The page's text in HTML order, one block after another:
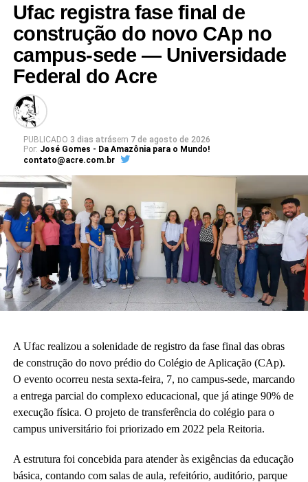
Leia Mais: UFAC
Ufac registra fase final de
construção do novo CAp no
campus-sede — Universidade
Federal do Acre
PUBLICADO 3 dias atrásem 7 de agosto de 2026
Por: José Gomes - Da Amazônia para o Mundo!
contato@acre.com.br
A Ufac realizou a solenidade de registro da fase final das obras
de construção do novo prédio do Colégio de Aplicação (CAp).
O evento ocorreu nesta sexta-feira, 7, no campus-sede, marcando
a entrega parcial do complexo educacional, que já atinge 90% de
execução física. O projeto de transferência do colégio para o
campus universitário foi priorizado em 2022 pela Reitoria.
A estrutura foi concebida para atender às exigências da educação
básica, contando com salas de aula, refeitório, auditório, parque